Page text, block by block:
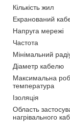
Кількість жил
Екранований
Напруга мережі
Частота
Мінімальний
Діаметр кабелю
Максимальна
температура
Ізоляція
Область
нагрівального